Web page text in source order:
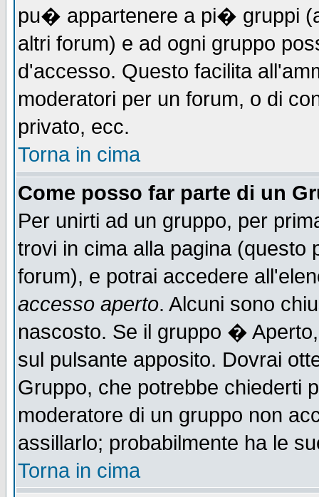
pu� appartenere a pi� gruppi
altri forum) e ad ogni gruppo
d'accesso. Questo facilita
moderatori per un forum, o di
privato, ecc.
Torna in cima
Come posso far parte di un
Per unirti ad un gruppo, per
trovi in cima alla pagina
forum), e potrai accedere
accesso aperto. Alcuni sono
nascosto. Se il gruppo �
sul pulsante apposito. Dovrai
Gruppo, che potrebbe chiederti
moderatore di un gruppo non
assillarlo; probabilmente ha le
Torna in cima